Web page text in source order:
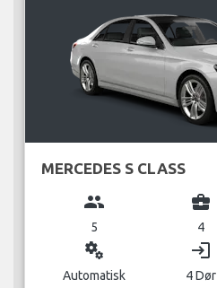
MERCEDES S CLASS
group
5
business_center
4
miscellaneous_services
Automatisk
login
4 Dør